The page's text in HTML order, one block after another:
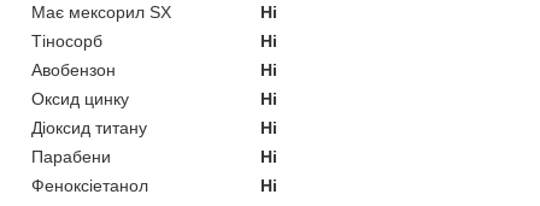
Має мексорил SX
Ні
Тіносорб
Ні
Авобензон
Ні
Оксид цинку
Ні
Діоксид титану
Ні
Парабени
Ні
Феноксіетанол
Ні